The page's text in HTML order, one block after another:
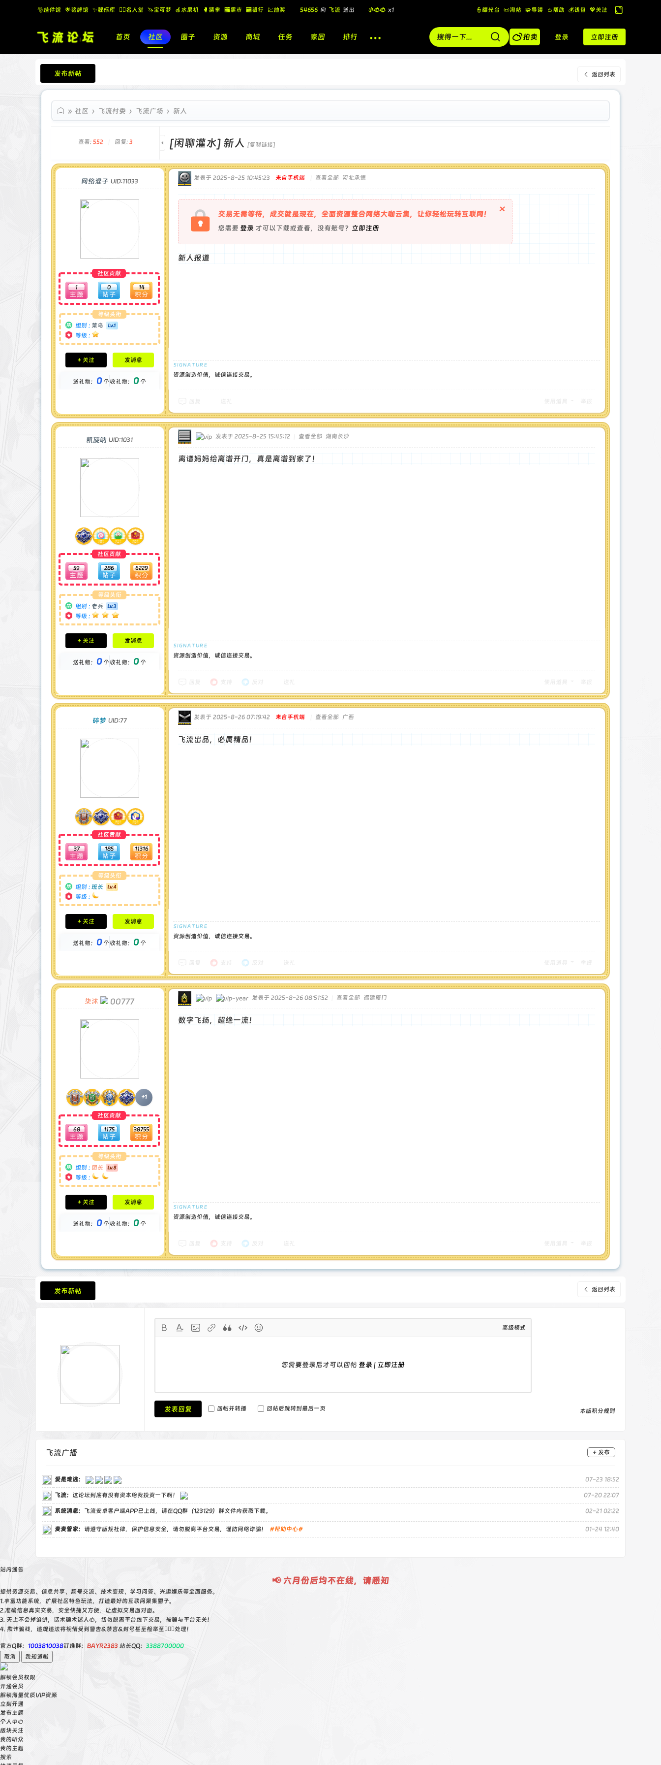
🎅挂件馆 🌟铭牌馆 ✨️靓标库 🧚‍♂️名人堂 🦄宝可梦 🍎水果机 🥊猜拳 🏧黑市 🏧银行 💹抽奖 54656 向 飞流 送出 小心心 x1
飞流 向 北 酷盖墨镜
👮曝光台 📜淘帖 🧩导读 👛帮助 💰️钱包 💖关注
换
到
宽
版
首页 社区 圈子 资源 商城 任务 家园 排行 拍卖 登录 立即注册
返回列表
发布新帖
飞流论坛
» 社区 › 飞流村委 › 飞流广场 › 新人
查看: 552 回复: 3 [闲聊灌水] 新人 [复制链接]
网络混子 UID:11033
社区贡献
1 0 14
等级头衔
组别 : 菜鸟
等级 :
积分成就
钻石 : 0 颗
金币 : 0 枚
+ 关注 发消息
送礼物： 0个收礼物： 0个
发表于 2025-8-25 10:45:23 来自手机端 查看全部 河北承德
交易无需等待，成交就是现在，全面资源整合网络大咖云集，让你轻松玩转互联网！
您需要 登录 才可以下载或查看，没有账号？ 立即注册
×
新人报道
资源创造价值，诚信连接交易。
凯旋呐 UID:1031
社区贡献
59 286 6229
等级头衔
组别 : 老兵
等级 :
积分成就
钻石 : 1 颗
金币 : 0 枚
+ 关注 发消息
送礼物： 0个收礼物： 0个
发表于 2025-8-25 15:45:12 查看全部 湖南长沙
离谱妈妈给离谱开门，真是离谱到家了！
资源创造价值，诚信连接交易。
碎梦 UID:77
社区贡献
37 185 11316
等级头衔
组别 : 班长
等级 :
积分成就
钻石 : 0 颗
金币 : 0 枚
+ 关注 发消息
送礼物： 0个收礼物： 0个
发表于 2025-8-26 07:19:42 来自手机端 查看全部 广西
飞流出品，必属精品！
资源创造价值，诚信连接交易。
柒沐 00777
+1
社区贡献
68 1175 38755
等级头衔
组别 : 团长
等级 :
积分成就
钻石 : 1 颗
金币 : 0 枚
+ 关注 发消息
送礼物： 0个收礼物： 0个
发表于 2025-8-26 08:51:52 查看全部 福建厦门
数字飞扬，超绝一流！
资源创造价值，诚信连接交易。
返回列表
发布新帖
高级模式
您需要登录后才可以回帖 登录 | 立即注册
发表回复 回帖并转播 回帖后跳转到最后一页 本版积分规则
飞流广播 + 发布
爱是难逃： 07-23 18:52
飞流： 这论坛到底有没有资本给我投资一下啊！ 07-20 22:07
系统消息： 飞流安卓客户端APP已上线，请在QQ群（123129）群文件内获取下载。 02-21 02:22
麦麦管家： 请遵守版规社律，保护信息安全，请勿脱离平台交易，谨防网络诈骗！ #帮助中心# 01-24 12:40
站内通告
📢 六月份后均不在线，请悉知
提供资源交易、信息共享、靓号交流、技术变现、学习问答、兴趣娱乐等全面服务。
1.丰富功能系统，扩展社区特色玩法，打造最好的互联网聚集圈子。
2.准确信息真实交易，安全快捷又方便，让虚拟交易面对面。
3. 天上不会掉馅饼，话术骗术迷人心，切勿脱离平台线下交易，被骗与平台无关！
4. 欺诈骗钱，违规违法将视情受到警告&禁言&封号甚至检举至👮🏻‍♀️处理！
官方Q群： 1003810038钉推群： BAYR2383 站长QQ： 3388700000
取消
我知道啦
解锁会员权限
开通会员
解锁海量优质VIP资源
立刻开通
发布主题
个人中心
版块关注
我的听众
我的主题
搜索